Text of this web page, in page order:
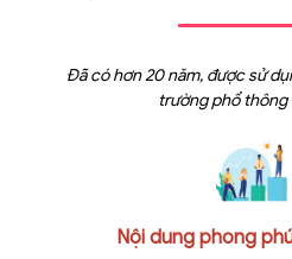
Đã có hơn 20 năm, được sử
trường phổ thông
Nội dung phong